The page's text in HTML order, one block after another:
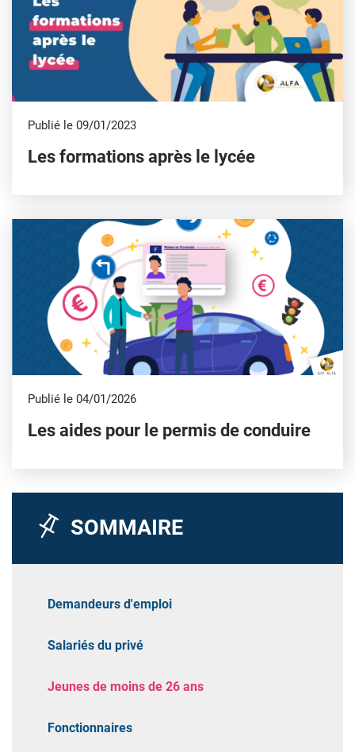
Publié le 09/01/2023
Les formations après le lycée
Publié le 04/01/2026
Les aides pour le permis de conduire
SOMMAIRE
Demandeurs d'emploi
Salariés du privé
Jeunes de moins de 26 ans
Fonctionnaires